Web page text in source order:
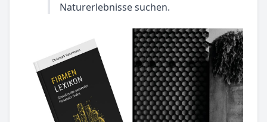
Naturerlebnisse suchen.